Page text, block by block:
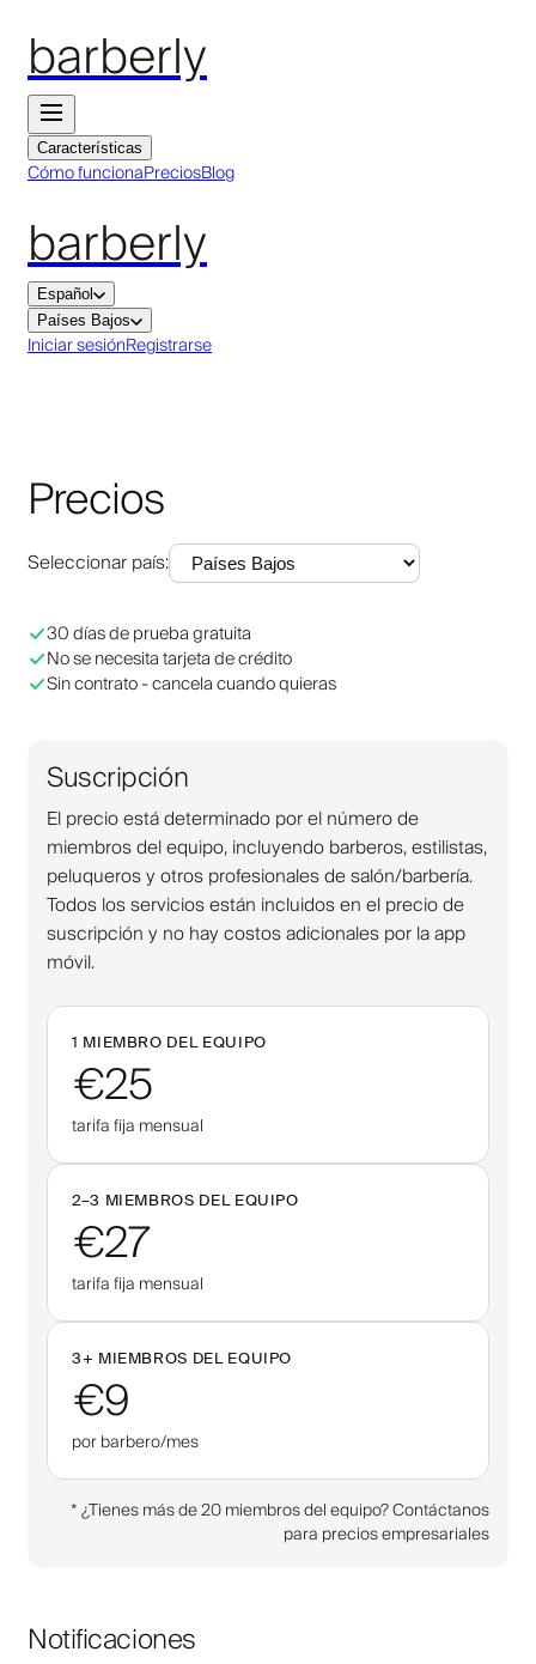
barberly
Características
Cómo funcionaPreciosBlog
barberly
Español
Países Bajos
Iniciar sesiónRegistrarse
Precios
Seleccionar país:
30 días de prueba gratuita
No se necesita tarjeta de crédito
Sin contrato - cancela cuando quieras
Suscripción
El precio está determinado por el número de
miembros del equipo, incluyendo barberos, estilistas,
peluqueros y otros profesionales de salón/barbería.
Todos los servicios están incluidos en el precio de
suscripción y no hay costos adicionales por la app
móvil.
1 MIEMBRO DEL EQUIPO
€25
tarifa fija mensual
2–3 MIEMBROS DEL EQUIPO
€27
tarifa fija mensual
3+ MIEMBROS DEL EQUIPO
€9
por barbero/mes
*¿Tienes más de 20 miembros del equipo? Contáctanos
para precios empresariales
Notificaciones